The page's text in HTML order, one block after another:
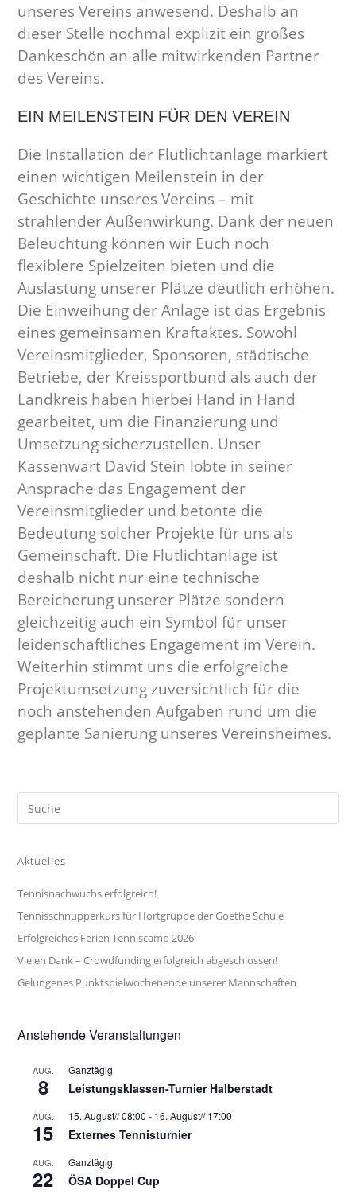
unseres Vereins anwesend. Deshalb an
dieser Stelle nochmal explizit ein großes
Dankeschön an alle mitwirkenden Partner
des Vereins.
EIN MEILENSTEIN FÜR DEN VEREIN
Die Installation der Flutlichtanlage markiert
einen wichtigen Meilenstein in der
Geschichte unseres Vereins – mit
strahlender Außenwirkung. Dank der neuen
Beleuchtung können wir Euch noch
flexiblere Spielzeiten bieten und die
Auslastung unserer Plätze deutlich erhöhen.
Die Einweihung der Anlage ist das Ergebnis
eines gemeinsamen Kraftaktes. Sowohl
Vereinsmitglieder, Sponsoren, städtische
Betriebe, der Kreissportbund als auch der
Landkreis haben hierbei Hand in Hand
gearbeitet, um die Finanzierung und
Umsetzung sicherzustellen. Unser
Kassenwart David Stein lobte in seiner
Ansprache das Engagement der
Vereinsmitglieder und betonte die
Bedeutung solcher Projekte für uns als
Gemeinschaft. Die Flutlichtanlage ist
deshalb nicht nur eine technische
Bereicherung unserer Plätze sondern
gleichzeitig auch ein Symbol für unser
leidenschaftliches Engagement im Verein.
Weiterhin stimmt uns die erfolgreiche
Projektumsetzung zuversichtlich für die
noch anstehenden Aufgaben rund um die
geplante Sanierung unseres Vereinsheimes.
Aktuelles
Tennisnachwuchs erfolgreich!
Tennisschnupperkurs für Hortgruppe der Goethe Schule
Erfolgreiches Ferien Tenniscamp 2026
Vielen Dank – Crowdfunding erfolgreich abgeschlossen!
Gelungenes Punktspielwochenende unserer Mannschaften
Anstehende Veranstaltungen
AUG.
8
Ganztägig
Leistungsklassen-Turnier Halberstadt
AUG.
15
15. August// 08:00 - 16. August// 17:00
Externes Tennisturnier
AUG.
22
Ganztägig
ÖSA Doppel Cup